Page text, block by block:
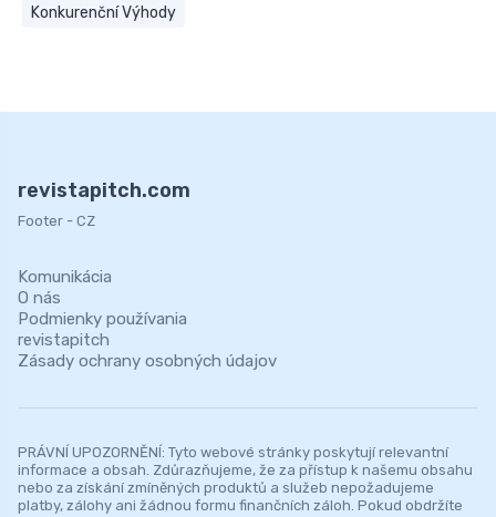
Konkurenční Výhody
revistapitch.com
Footer - CZ
Komunikácia
O nás
Podmienky používania
revistapitch
Zásady ochrany osobných údajov
PRÁVNÍ UPOZORNĚNÍ: Tyto webové stránky poskytují relevantní
informace a obsah. Zdůrazňujeme, že za přístup k našemu obsahu
nebo za získání zmíněných produktů a služeb nepožadujeme
platby, zálohy ani žádnou formu finančních záloh. Pokud obdržíte